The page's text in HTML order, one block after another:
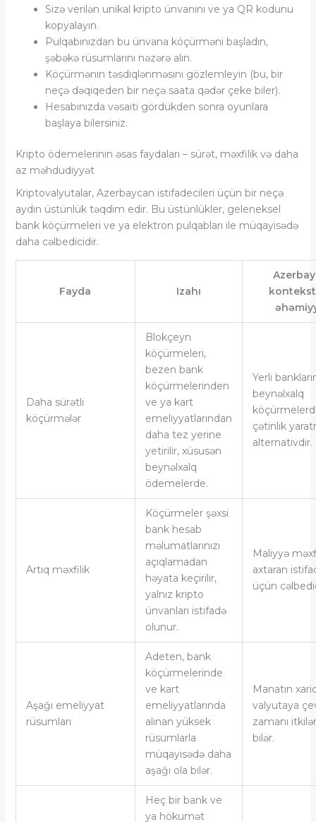
Sizə verilən unikal kripto ünvanını ve ya QR kodunu
kopyalayın.
Pulqabınızdan bu ünvana köçürməni başladın,
şəbəkə rüsumlarını nəzərə alın.
Köçürmənin təsdiqlənməsini gözlemleyin (bu, bir
neçə dəqiqeden bir neçə saata qədər çeke biler).
Hesabınızda vəsaiti gördükden sonra oyunlara
başlaya bilersiniz.
Kripto ödemelerinin əsas faydaları – sürət, məxfilik və daha
az məhdudiyyət
Kriptovalyutalar, Azerbaycan istifadecileri üçün bir neçə
aydın üstünlük təqdim edir. Bu üstünlükler, geleneksel
bank köçürmeleri ve ya elektron pulqabları ile müqayisədə
daha cəlbedicidir.
Fayda Izahı
Daha sürətli
köçürmələr
Blokçeyn
köçürmeleri,
bezen bank
köçürmelerinden
ve ya kart
emeliyyatlarından
daha tez yerine
yetirilir, xüsusən
beynəlxalq
ödemelerde.
Yerli
beynəlxalq
çətinlik
alternativdir.
Artıq məxfilik
Köçürmeler şəxsi
bank hesab
məlumatlarınızı
açıqlamadan
həyata keçirilir,
yalnız kripto
ünvanları istifadə
olunur.
Maliyyə
axtaran
üçün
Aşağı emeliyyat
rüsumları
Adeten, bank
köçürmelerinde
ve kart
emeliyyatlarında
alınan yüksek
rüsumlarla
müqayisədə daha
aşağı ola bilər.
Manatın
valyutaya
zamanı
bilər.
Heç bir bank ve
ya hökumət